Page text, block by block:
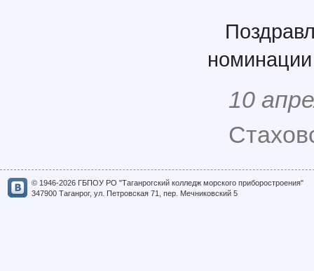
10
© 1946-2026 ГБПОУ РО "Таганрогский колледж морского приборостроения"
347900 Таганрог, ул. Петровская 71, пер. Мечниковский 5